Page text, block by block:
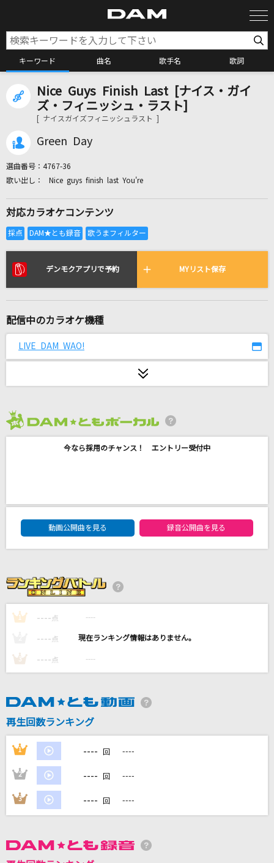
キーワード 曲名 歌手名 歌詞
カラオケ検索
カラオケリクエスト
リアルタイムで歌われている曲の一覧
夜の踊り子
[生音]ドライフラワー
優里
RADWIMPS
[良音]COLORS
Family Song
星野 源
366日
残酷な天使のテーゼ
DAMの新曲・ランキングなど
Nice Guys Finish Last [ナイス・ガイ
ズ・フィニッシュ・ラスト]
[ ナイスガイズフィニッシュラスト ]
Green Day
選曲番号： 4767-36
Nice guys finish last You're
対応カラオケコンテンツ
デンモクアプリで予約 MYリスト保存
配信中のカラオケ機種
LIVE DAM WAO!
今なら採用のチャンス！ エントリー受付中
DAM★ともボーカルエントリーランキング
動画公開曲を見る
録音公開曲を見る
1 ---- 点 ----
---- 点 ----
3 ---- 点 ----
再生回数ランキング
1 ---- 回 ----
2 ---- 回 ----
3 ---- 回 ----